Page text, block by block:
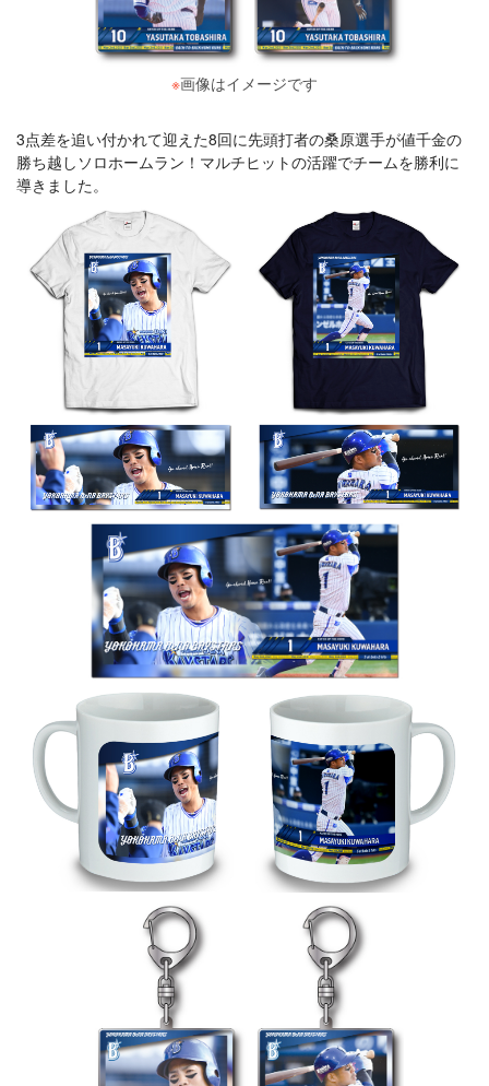
※画像はイメージです
3点差を追い付かれて迎えた8回に先頭打者の桑原選手が値千金の
勝ち越しソロホームラン！マルチヒットの活躍でチームを勝利に
導きました。